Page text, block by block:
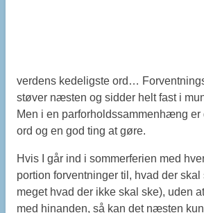
verdens kedeligste ord…
støver næsten og sidder helt fast i
Men i en parforholdssammenhæng er
ord og en god ting at gøre.
Hvis I går ind i sommerferien med
portion forventninger til, hvad der skal
meget hvad der ikke skal ske), uden
med hinanden, så kan det næsten